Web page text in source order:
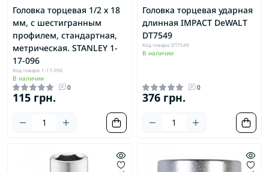
Головка торцевая 1/2 х 18
мм, с шестигранным
профилем, стандартная,
метрическая. STANLEY 1-
17-096
Код товара: 1-17-096
В наличии
0
115 грн.
Головка торцевая ударная
длинная IMPACT DeWALT
DT7549
Код товара: DT7549
В наличии
0
376 грн.